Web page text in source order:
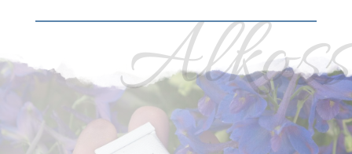
Alkoss